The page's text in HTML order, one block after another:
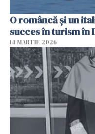
O româncă și un
succes în turism în
14 MARTIE 2026